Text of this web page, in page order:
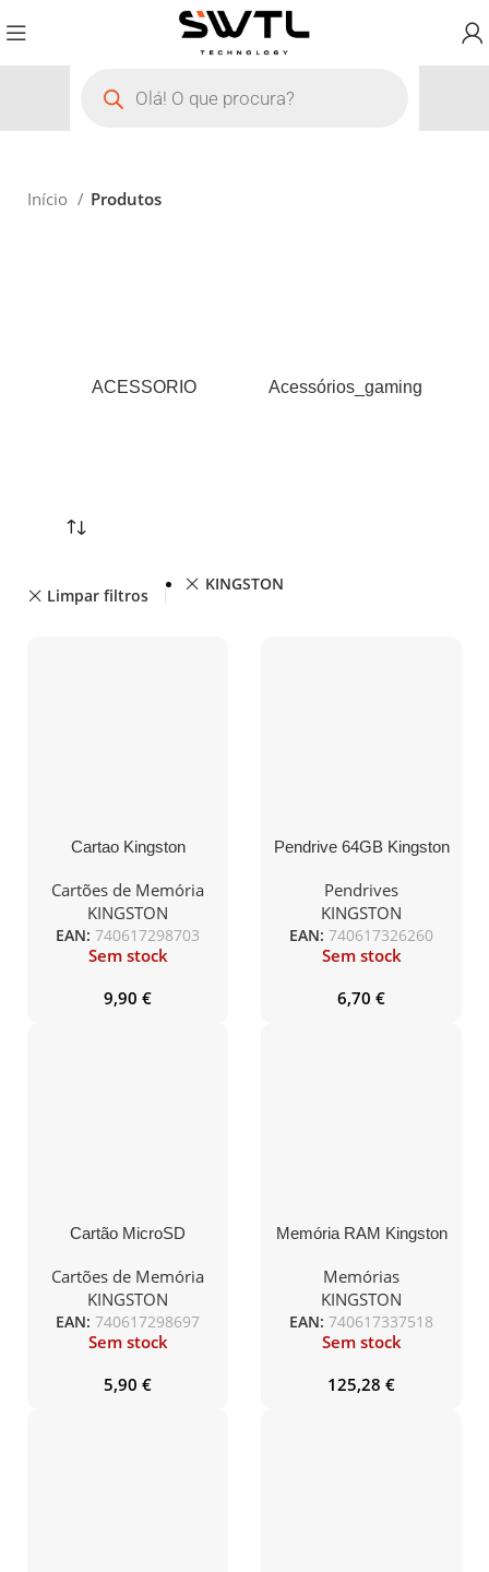
Início Produtos
ACESSORIO Acessórios_gaming
Limpar filtros
KINGSTON
Cartao Kingston
Plus 128GB class10
UHS-I SDHC(100MB/s-
85MB/s)
Cartões de Memória
KINGSTON
EAN: 740617298703
Sem stock
9,90 €
Pendrive 64GB Kingston
USB 3.2
Pendrives
KINGSTON
EAN: 740617326260
Sem stock
6,70 €
Cartão MicroSD
Plus 64GB class10
UHS-I SDHC(100MB/s-
85MB/s)
Cartões de Memória
KINGSTON
EAN: 740617298697
Sem stock
5,90 €
Memória RAM Kingston
16GB/ DDR4/ 3200MHz/
1.35V/ CL16/ DIMM
Memórias
KINGSTON
EAN: 740617337518
Sem stock
125,28 €